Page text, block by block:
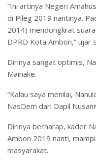
“Ini artinya Negeri
di Pileg 2019 nantinya.
2014) mendongkrat
DPRD Kota Ambon,” ujar
Dirinya sangat optimis,
Mainake.
“Kalau saya menilai,
NasDem dari Dapil
Dirinya berharap, kader
Ambon 2019 nanti,
masyarakat.